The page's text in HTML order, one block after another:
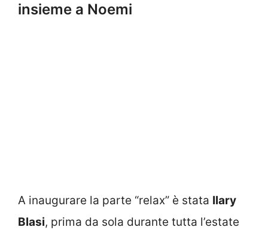
insieme a Noemi
A inaugurare la parte “relax” è stata Ilary
Blasi, prima da sola durante tutta l’estate